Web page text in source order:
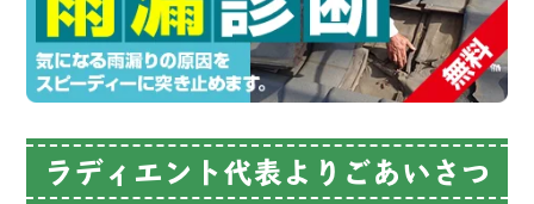
ラディエント代表よりごあいさつ